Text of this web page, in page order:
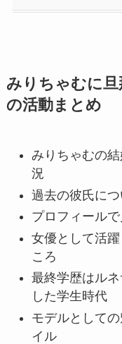
みりちゃむに
の活動まとめ
みりちゃむの
況
過去の彼氏に
プロフィール
女優として活
ころ
最終学歴はル
した学生時代
モデルとして
イル